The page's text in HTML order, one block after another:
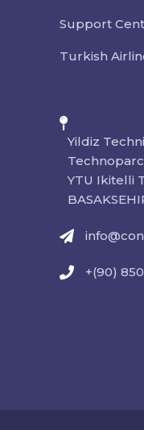
Support
Turkish
Yildiz
YTU Ikitelli
+(90)